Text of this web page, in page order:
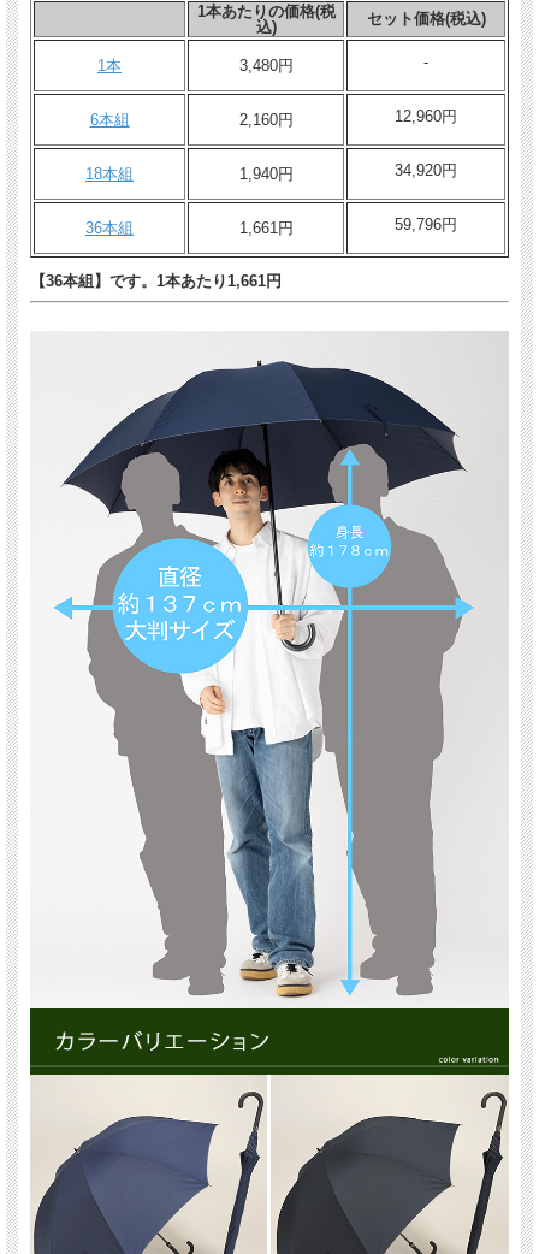
1本あたりの価格(税
込)
セット価格(税込)
1本 3,480円 -
6本組 2,160円 12,960円
18本組 1,940円 34,920円
36本組 1,661円 59,796円
【36本組】です。1本あたり1,661円